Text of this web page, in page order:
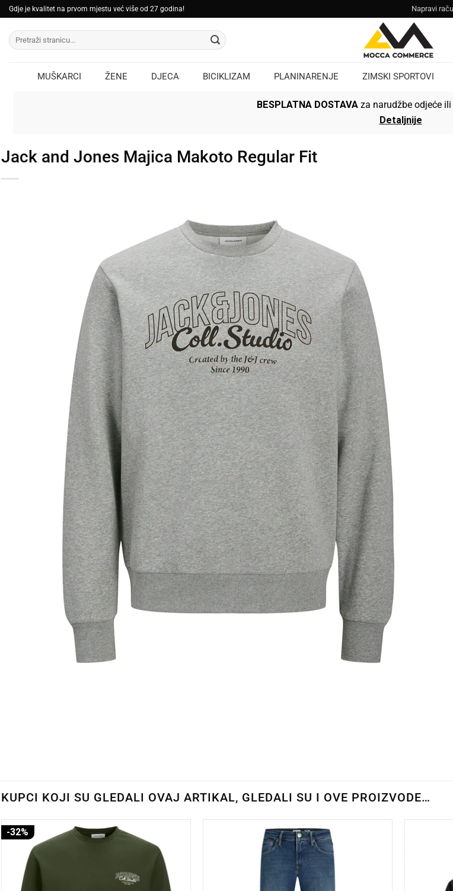
Skip
to
content
Gdje je kvalitet na prvom mjestu već više od 27 godina! Napravi
Pretraži:
MUŠKARCI ŽENE DJECA BICIKLIZAM PLANINARENJE ZIMSKI SPORTOVI
BESPLATNA DOSTAVA za narudžbe odjeće
Detaljnije
Jack and Jones Majica Makoto Regular Fit
KUPCI KOJI SU GLEDALI OVAJ ARTIKAL, GLEDALI SU I OVE PROIZVODE…
-32%